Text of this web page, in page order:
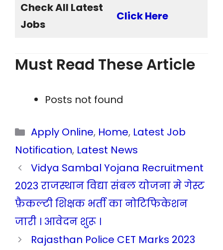
Check All Latest
Jobs
Click Here
Must Read These Article
Posts not found
Categories
Apply Online, Home, Latest Job
Notification, Latest News
Vidya Sambal Yojana Recruitment
2023 राजस्थान विद्या संबल योजना मे गेस्ट
फ़ैकल्टी शिक्षक भर्ती का नोटिफिकेशन
जारी । आवेदन शुरू ।
Rajasthan Police CET Marks 2023